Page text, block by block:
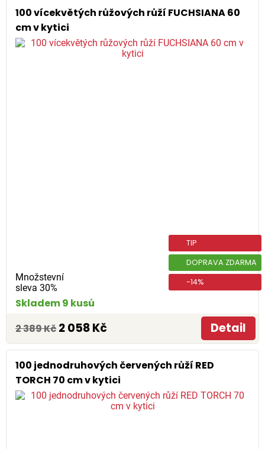
100 vícekvětých růžových růží FUCHSIANA 60
cm v kytici
Množstevní
sleva 30%
TIP
DOPRAVA ZDARMA
-14%
Skladem 9 kusů
2 389 Kč 2 058 Kč Detail
100 jednodruhových červených růží RED
TORCH 70 cm v kytici